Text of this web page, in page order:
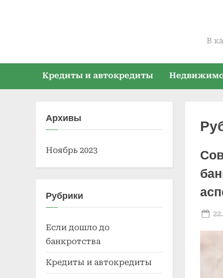
В
Кредиты и автокредиты
Архивы
Ноябрь 2023
Рубрики
Если дошло до
банкротства
Кредиты и автокредиты